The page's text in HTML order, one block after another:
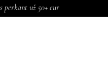
perkant už 50+ eur